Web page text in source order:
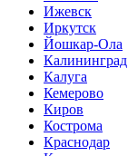
Ижевск
Иркутск
Йошкар-Ола
Калининград
Калуга
Кемерово
Киров
Кострома
Краснодар